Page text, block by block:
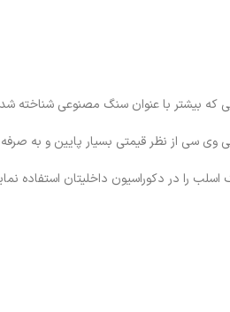
وی سی از نظر قیمتی بسیار پایین و به
را در دکوراسیون داخلیتان استفاده